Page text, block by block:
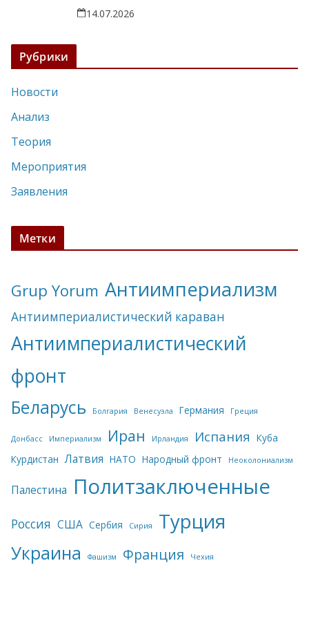
14.07.2026
Рубрики
Новости
Анализ
Теория
Мероприятия
Заявления
Метки
Grup Yorum Антиимпериализм
Антиимпериалистический караван
Антиимпериалистический
фронт
Беларусь Болгария Венесуэла Германия Греция
Донбасс Империализм Иран Ирландия Испания Куба
Курдистан Латвия НАТО Народный фронт Неоколониализм
Палестина Политзаключенные
Россия США Сербия Сирия Турция
Украина Фашизм Франция Чехия